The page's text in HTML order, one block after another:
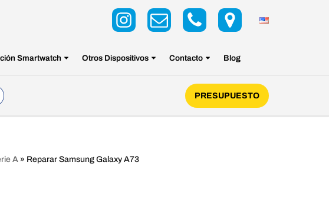
Smartwatch Otros Dispositivos Contacto Blog
PRESUPUESTO
A » Reparar Samsung Galaxy A73